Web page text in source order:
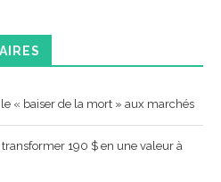
« baiser de la mort » aux marchés
190 $ en une valeur à